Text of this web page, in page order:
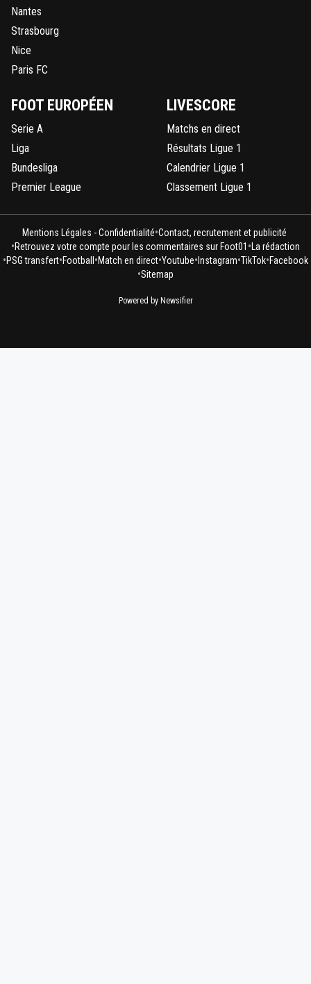
Nantes
Strasbourg
Nice
Paris FC
FOOT EUROPÉEN
Serie A
Liga
Bundesliga
Premier League
LIVESCORE
Matchs en direct
Résultats Ligue 1
Calendrier Ligue 1
Classement Ligue 1
Mentions Légales - Confidentialité•Contact, recrutement et publicité
•Retrouvez votre compte pour les commentaires sur Foot01 •La rédaction
•PSG transfert•Football •Match en direct•Youtube• Instagram•TikTok•Facebook
•Sitemap
Powered by Newsifier